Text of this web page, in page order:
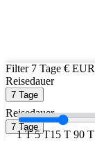
Filter 7 Tage € EUR
Reisedauer
7 Tage
1 T 5 T15 T 90 T
Reisedauer
7 Tage